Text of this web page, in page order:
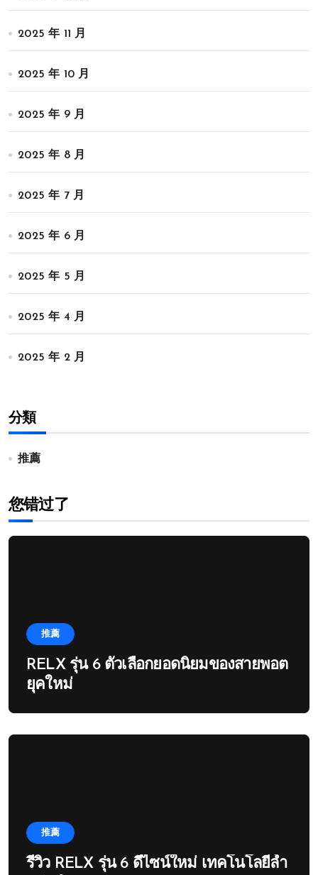
2025 年 11 月
2025 年 10 月
2025 年 9 月
2025 年 8 月
2025 年 7 月
2025 年 6 月
2025 年 5 月
2025 年 4 月
2025 年 2 月
分類
推薦
您错过了
推薦
RELX รุ่น 6 ตัวเลือกยอดนิยมของสายพอต
ยุคใหม่
推薦
รีวิว RELX รุ่น 6 ดีไซน์ใหม่ เทคโนโลยีล้ำ